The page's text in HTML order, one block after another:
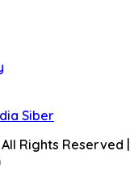
Siber
Rights Reserved |